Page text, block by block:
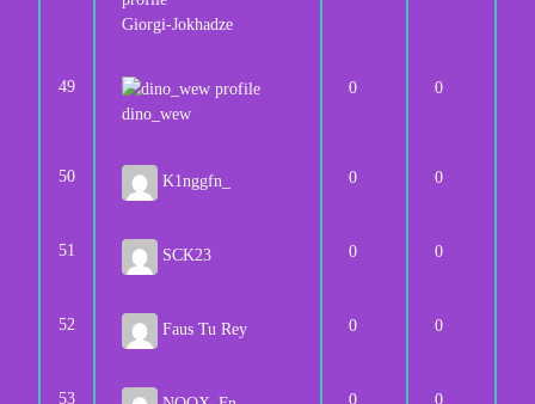
Giorgi-Jokhadze
49
dino_wew
0 0
50 K1nggfn_ 0 0
51 SCK23 0 0
52 Faus Tu Rey 0 0
53 0 0